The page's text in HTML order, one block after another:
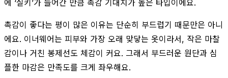
에 ‘실키’가 들어간 만큼 촉감 기대치가 높은 타입이에요.
촉감이 좋다는 평이 많은 이유는 단순히 부드럽기 때문만은 아니
에요. 이너웨어는 피부와 가장 오래 맞닿는 옷이라서, 작은 마찰
감이나 거친 봉제선도 체감이 커요. 그래서 부드러운 원단과 심
플한 마감은 만족도를 크게 좌우해요.